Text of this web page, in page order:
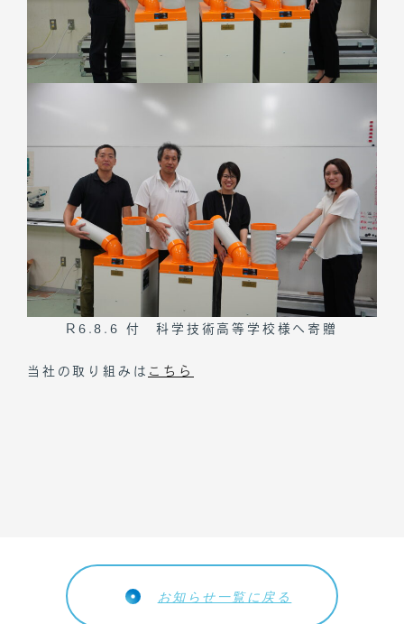
トップページ
私たちについて
お知らせ
事業内容
会社概要
R6.8.6 付 科学技術高等学校様へ寄贈
当社の取り組みは こちら
お知らせ一覧に戻る